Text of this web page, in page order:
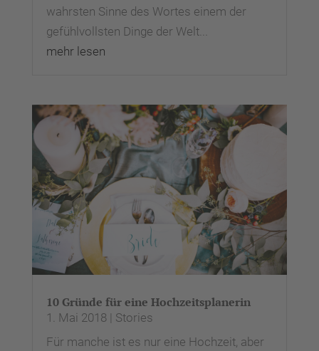
wahrsten Sinne des Wortes einem der
gefühlvollsten Dinge der Welt...
mehr lesen
10 Gründe für eine Hochzeitsplanerin
1. Mai 2018| Stories
Für manche ist es nur eine Hochzeit, aber